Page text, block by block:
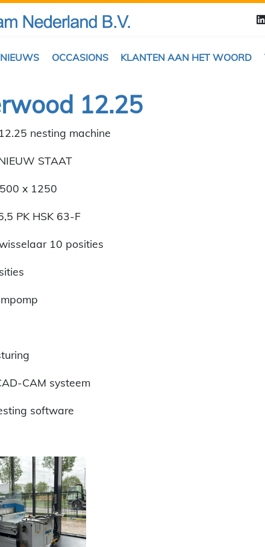
NIEUWS OCCASIONS KLANTEN AAN HET WOORD
12.25
nesting machine
STAAT
x 1250
PK HSK 63-F
10 posities
CAM systeem
software